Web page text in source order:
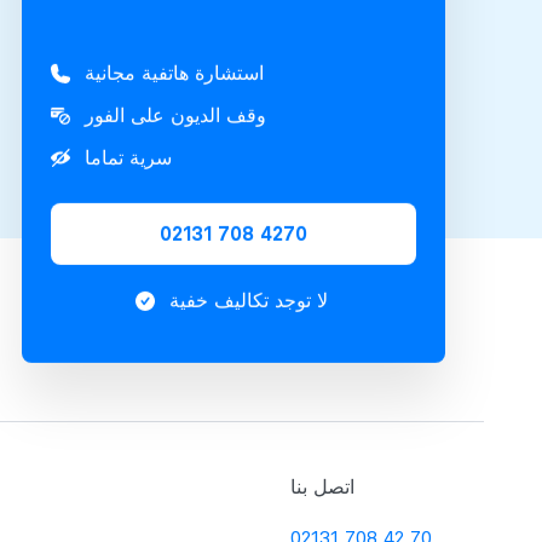
استشارة هاتفية مجانية
وقف الديون على الفور
سرية تماما
02131 708 4270
لا توجد تكاليف خفية
اتصل بنا
02131 708 42 70